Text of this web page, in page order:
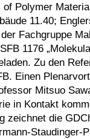
of Polymer
11.40;
Fachgruppe
1176
Zu den
Einen
Mitsuo
in Kontakt
zeichnet die